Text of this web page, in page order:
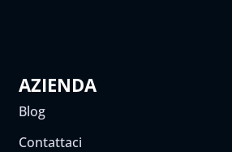
AZIENDA
Blog
Contattaci